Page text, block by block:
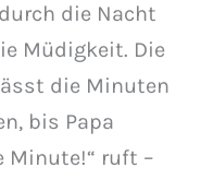
die Nacht
Müdigkeit. Die
die Minuten
bis Papa
Minute!“ ruft –